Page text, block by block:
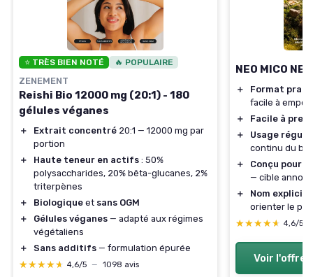
⭐ TRÈS BIEN NOTÉ 🔥 POPULAIRE
ZENEMENT
Reishi Bio 12000 mg (20:1) - 180
gélules véganes
＋ Extrait concentré 20:1 — 12000 mg par
portion
＋
Haute teneur en actifs : 50%
polysaccharides, 20% bêta-glucanes, 2%
triterpènes
＋
Biologique et sans OGM
＋
Gélules véganes — adapté aux régimes
végétaliens
＋
Sans additifs — formulation épurée
★★★★★
★★★★★ 4,6/5 — 1098 avis
NEO MICO
＋
Format
facile à
＋
Facile à
＋
Usage
continu du
＋
Conçu pour
— cible
＋
Nom explicite
orienter le
★★★★★
★★★★★ 4,6/5
Voir l'offre